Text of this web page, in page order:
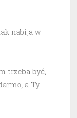
nabija w
trzeba być,
a Ty